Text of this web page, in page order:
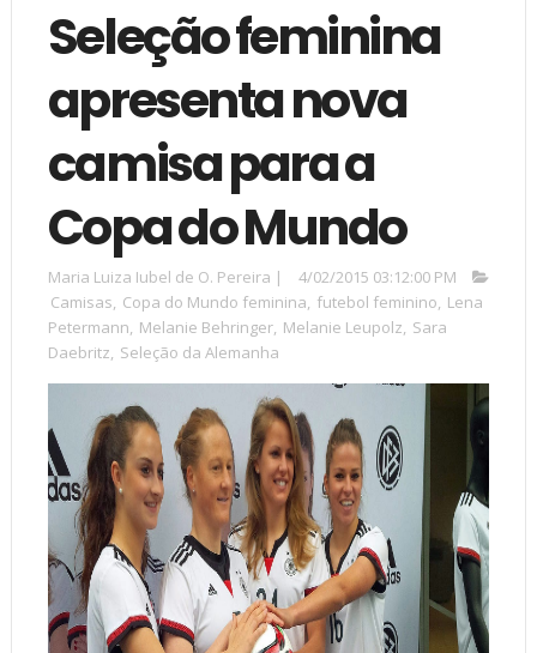
Seleção feminina
apresenta nova
camisa para a
Copa do Mundo
Maria Luiza Iubel de O. Pereira |
4/02/2015 03:12:00 PM
Camisas, Copa do Mundo feminina, futebol feminino, Lena
Petermann, Melanie Behringer, Melanie Leupolz, Sara
Daebritz, Seleção da Alemanha